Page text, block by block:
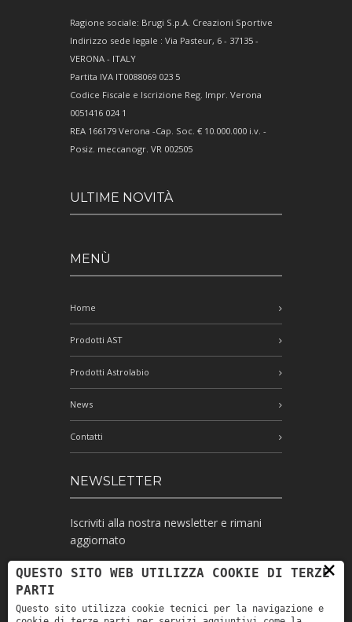
Ragione sociale: Brugi S.p.A. Creazioni Sportive
Indirizzo sede legale : Via Pasteur, 6 - 37135 -
VERONA - ITALY
Partita IVA IT0088069 023 5
Codice Fiscale e Iscrizione Reg. Impr. Verona
0051416 024 1
REA 166179 Verona -Cap. Soc. € 10.000.000 i.v. -
Posiz. meccanogr. VR 002505
ULTIME NOVITÀ
MENÙ
Home
Prodotti AST
Prodotti Astrolabio
News
Contatti
NEWSLETTER
Iscriviti alla nostra newsletter e rimani
aggiornato
Ho letto l'informativa e autorizzo il
trattamento dei miei dati personali per le
×
QUESTO SITO WEB UTILIZZA COOKIE DI TERZE
PARTI
Questo sito utilizza cookie tecnici per la navigazione e